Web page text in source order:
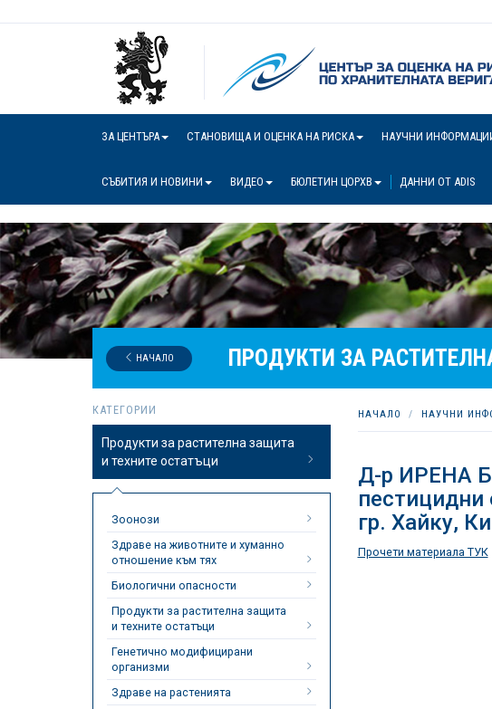
ЗА ЦЕНТЪРА СТАНОВИЩА И ОЦЕНКА НА РИСКА НАУЧНИ
СЪБИТИЯ И НОВИНИ ВИДЕО БЮЛЕТИН ЦОРХВ ДАННИ ОТ ADIS
ПРОДУКТИ ЗА
НАЧАЛО
КАТЕГОРИИ
Продукти за растителна защита
и техните остатъци
Зоонози
Здраве на животните и хуманно
отношение към тях
Биологични опасности
Продукти за растителна защита
и техните остатъци
Генетично модифицирани
организми
Здраве на растенията
НАЧАЛО НАУЧНИ
Д-р ИРЕНА
пестицидни
гр. Хайку,
Прочети материала ТУК